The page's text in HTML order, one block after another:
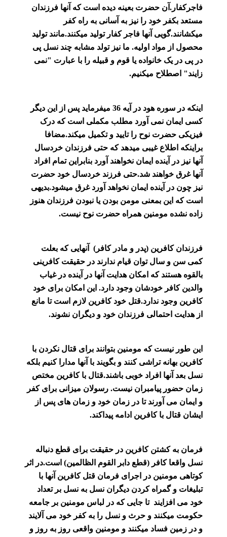
فاجرکفار.آن حضرت بعینه دیده است که آنها فرزندان
مستعد بکفر خود را نیز به آسانی به راه کفر
میکشانند.گویی آنها فاجر کفار تولید میکنند.مانند تولید
محصول از مواد اولیه. ما نیز تولد مشابه چند نسل پی
در پی در یک خانواده یا قوم و قبیله را با عبارت "نمی
زایند" اصطلاح میکنیم.
اینکه در سوره هود در آیه 36 میفرماید پس از این دیگر
کسی ایمان نمی آورد مطلب مکملی است که درک
فیزیکی حضرت نوح را تایید و تکمیل میکند.مضافا
براینکه اطلاع غیبی میدهد که حتی فرزندان خردسال
آنها نیز در آینده ایمان نخواهند آورد بنابراین تمام افراد
آنها غرق خواهند شد.حتی فرزند خردسال خود حضرت
نیز چون در آینده ایمان نخواهد آورد غرق میشود.بدیهی
است که این بمعنی مومن بودن یا نبودن فرزندان هنوز
زاده نشده مومنین همراه حضرت نوح نیست.
فرزندان کافرین (پدر و مادر کافر) آنهایی که بعلت
کمی سن و سال توان قیام ندارند در حقیقت کافرینی
بالقوه هستند که امکان هدایت آنها در آینده در غیاب
والدین کافر خودشان وجود دارد. این امکان برای خود
کافرین وجود ندارد.قتل خود کافرین لازم است تا مانع
از هدایت احتمالی فرزندان خود و دیگران نشوند.
این طور نیست که مومنین بتوانند برای قتال نکردن با
کافرین بهانه تراشی کنند و بگویند با آنها مدارا کنیم بلکه
نسل بعد آنها افراد خوبی باشند.قتال با کافرین مختص
زمان حضور پیامبران نیست. رسولان میزانی برای کفر
و ایمان می آورند تا در زمان خود و زمان های پس از
ایشان قتال با کافرین ادامه پیداکند.
فرمان به کشتن کافرین در حقیقت برای قطع دنباله
نسل واقعا کافر (قطع دابر القوم الظالمین) است.در اثر
کوتاهی مومنین در اجرای فرمان قتل کافرین آنها با
تبلیغات و گمراه کردن دیگران نسل به نسل بر تعداد
خود می افزایند تا جایی که در لباس مومنین بر جامعه
حکومت میکنند و حرث و نسل را به کفر خود می آلایند
و در زمین فساد میکنند و مومنین واقعی روز به روز و